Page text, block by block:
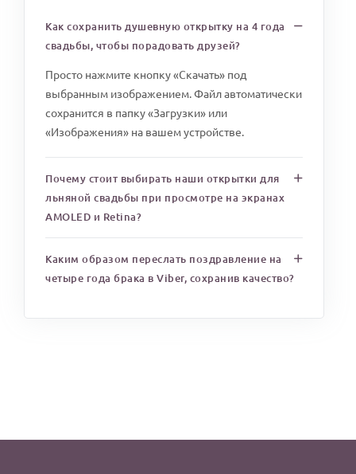
Как сохранить душевную открытку на 4 года
свадьбы, чтобы порадовать друзей?
Просто нажмите кнопку «Скачать» под
выбранным изображением. Файл автоматически
сохранится в папку «Загрузки» или
«Изображения» на вашем устройстве.
Почему стоит выбирать наши открытки для
льняной свадьбы при просмотре на экранах
AMOLED и Retina?
Каким образом переслать поздравление на
четыре года брака в Viber, сохранив качество?